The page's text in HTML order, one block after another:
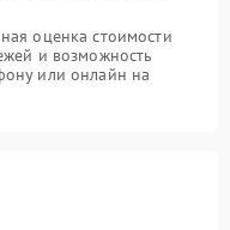
оценка стоимости
и возможность
или онлайн на